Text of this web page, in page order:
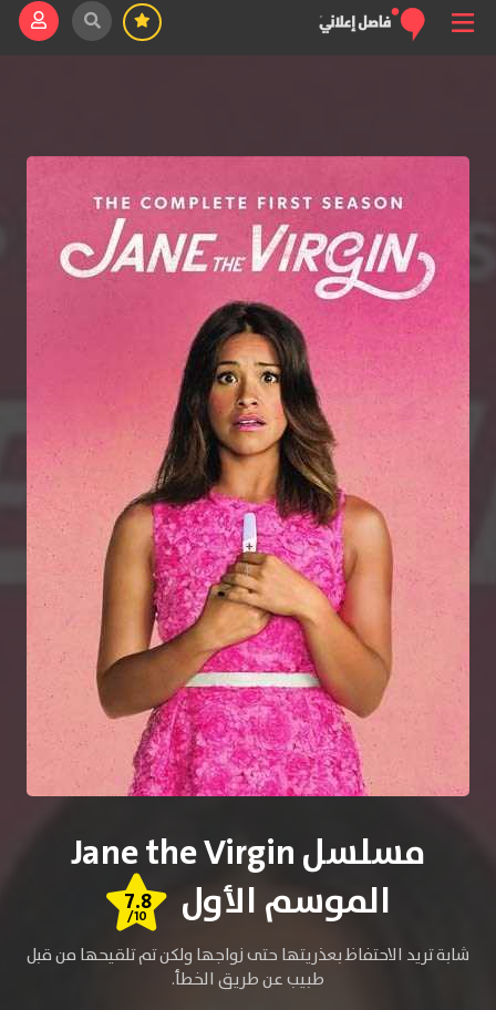
مسلسل Jane the Virgin
الموسم الأول
7.8
/10
شابة تريد الاحتفاظ بعذريتها حتى زواجها ولكن تم تلقيحها من قبل
طبيب عن طريق الخطأ.